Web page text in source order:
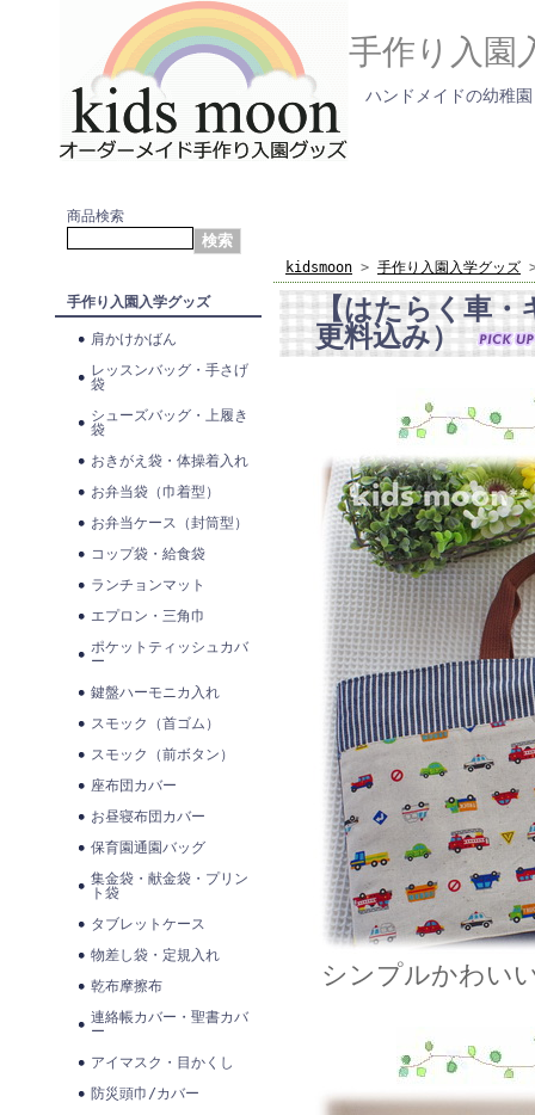
手作り入園
ハンドメイドの幼稚園
商品検索
手作り入園入学グッズ
肩かけかばん
レッスンバッグ・手さげ
袋
シューズバッグ・上履き
袋
おきがえ袋・体操着入れ
お弁当袋（巾着型）
お弁当ケース（封筒型）
コップ袋・給食袋
ランチョンマット
エプロン・三角巾
ポケットティッシュカバ
ー
鍵盤ハーモニカ入れ
スモック（首ゴム）
スモック（前ボタン）
座布団カバー
お昼寝布団カバー
保育園通園バッグ
集金袋・献金袋・プリン
ト袋
タブレットケース
物差し袋・定規入れ
乾布摩擦布
連絡帳カバー・聖書カバ
ー
アイマスク・目かくし
防災頭巾/カバー
kidsmoon > 手作り入園入学グッズ
【はたらく車・
更料込み）
シンプルかわい